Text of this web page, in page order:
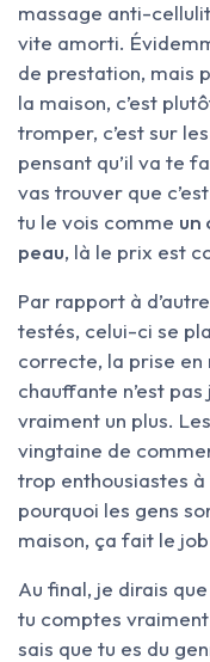
massage anti-
vite amorti.
de prestation, mais
la maison, c’est
tromper, c’est sur
pensant qu’il va te
vas trouver que
tu le vois comme un
peau, là le prix est
Par rapport à
testés, celui-ci se
correcte, la prise en
chauffante n’est
vraiment un plus.
vingtaine de
trop enthousiastes
pourquoi les gens
maison, ça fait le
Au final, je dirais
tu comptes
sais que tu es du